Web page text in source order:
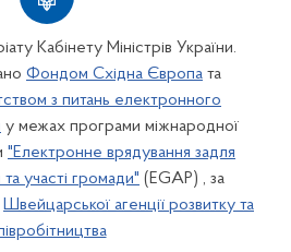
Кабінету Міністрів України.
Фондом Східна Європа та
з питань електронного
у межах програми міжнародної
"Електронне врядування задля
та участі громади" (EGAP) , за
Швейцарської агенції розвитку та